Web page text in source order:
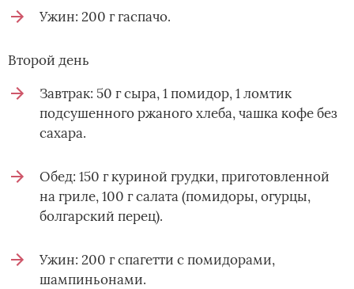
Ужин: 200 г гаспачо.
Второй день
Завтрак: 50 г сыра, 1 помидор, 1 ломтик
подсушенного ржаного хлеба, чашка кофе без
сахара.
Обед: 150 г куриной грудки, приготовленной
на гриле, 100 г салата (помидоры, огурцы,
болгарский перец).
Ужин: 200 г спагетти с помидорами,
шампиньонами.